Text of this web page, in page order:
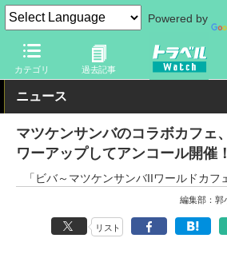
Powered by
カテゴリ 過去記事
トラベル Watch 地域 国内旅行 東京
ニュース
マツケンサンバのコラボカフェ
ワーアップしてアンコール開催！
「ビバ～マツケンサンバIIワールドカフ
編集部：郭
リスト